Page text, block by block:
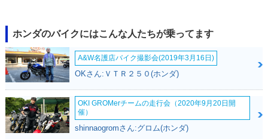
2015年 LEAD 12
5・マイナーチェン
2013年 LEAD 12
5・新登場
1982年 LEAD 12
5・新登場
ホンダのバイクにはこんな人たちが乗ってます
A&W名護店バイク撮影会(2019年3月16日)
OKさん:ＶＴＲ２５０(ホンダ)
OKI GROMerチームの走行会（2020年9月20日開
催）
shinnaogromさん:グロム(ホンダ)